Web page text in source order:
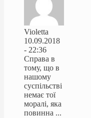
Violetta
10.09.2018
- 22:36
Справа в
тому, що в
нашому
суспільстві
немає тої
моралі, яка
повинна ...